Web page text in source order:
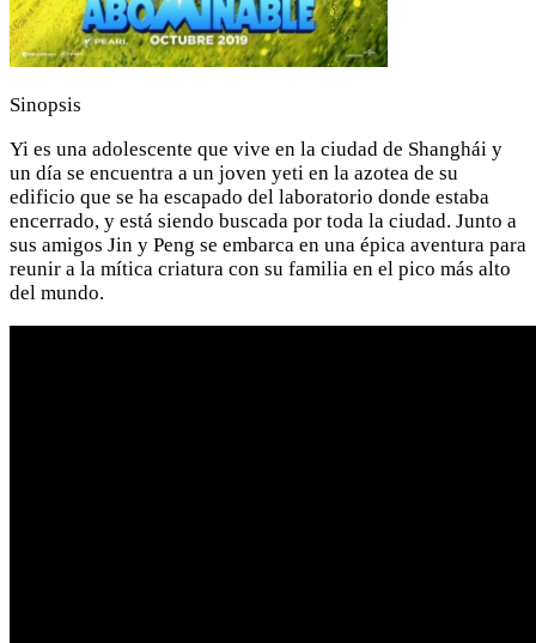
Sinopsis
Yi es una adolescente que vive en la ciudad de Shanghái y
un día se encuentra a un joven yeti en la azotea de su
edificio que se ha escapado del laboratorio donde estaba
encerrado, y está siendo buscada por toda la ciudad. Junto a
sus amigos Jin y Peng se embarca en una épica aventura para
reunir a la mítica criatura con su familia en el pico más alto
del mundo.